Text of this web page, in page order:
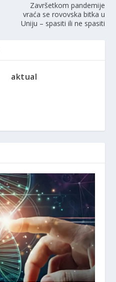
Završetkom pandemije
vraća se rovovska bitka u
Uniju – spasiti ili ne spasiti
aktual